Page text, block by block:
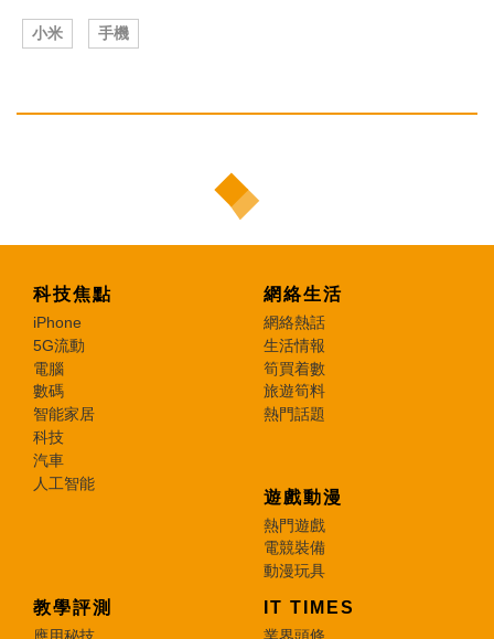
小米 手機
科技焦點
iPhone
5G流動
電腦
數碼
智能家居
科技
汽車
人工智能
網絡生活
網絡熱話
生活情報
筍買着數
旅遊筍料
熱門話題
遊戲動漫
熱門遊戲
電競裝備
動漫玩具
教學評測 IT TIMES